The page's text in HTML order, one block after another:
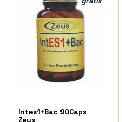
Intes1+Bac 90Caps
Zeus